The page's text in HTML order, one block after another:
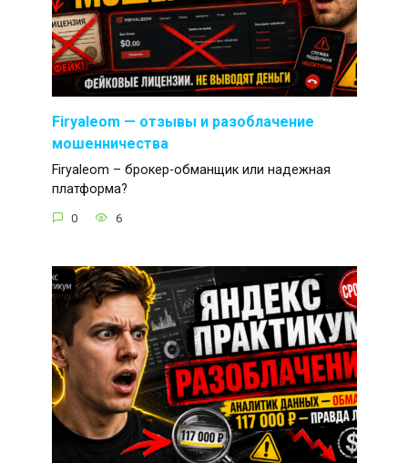
Firyaleom — отзывы и разоблачение
мошенничества
Firyaleom – брокер-обманщик или надежная
платформа?
0 6